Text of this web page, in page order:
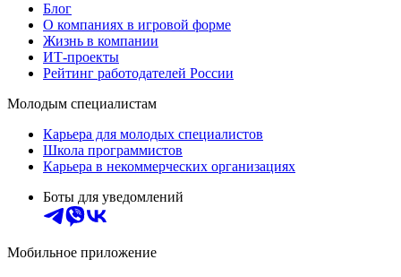
Блог
О компаниях в игровой форме
Жизнь в компании
ИТ-проекты
Рейтинг работодателей России
Молодым специалистам
Карьера для молодых специалистов
Школа программистов
Карьера в некоммерческих организациях
Боты для уведомлений
Мобильное приложение